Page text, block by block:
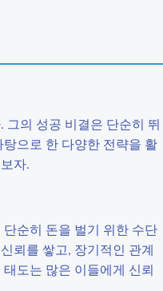
의 성공 비결은 단순히 뛰
으로 한 다양한 전략을 활
자.
순히 돈을 벌기 위한 수단
뢰를 쌓고, 장기적인 관계
도는 많은 이들에게 신뢰